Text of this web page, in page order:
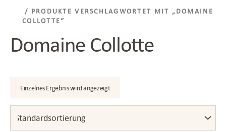
/ PRODUKTE VERSCHLAGWORTET MIT „DOMAINE
COLLOTTE“
Domaine Collotte
Einzelnes Ergebnis wird angezeigt